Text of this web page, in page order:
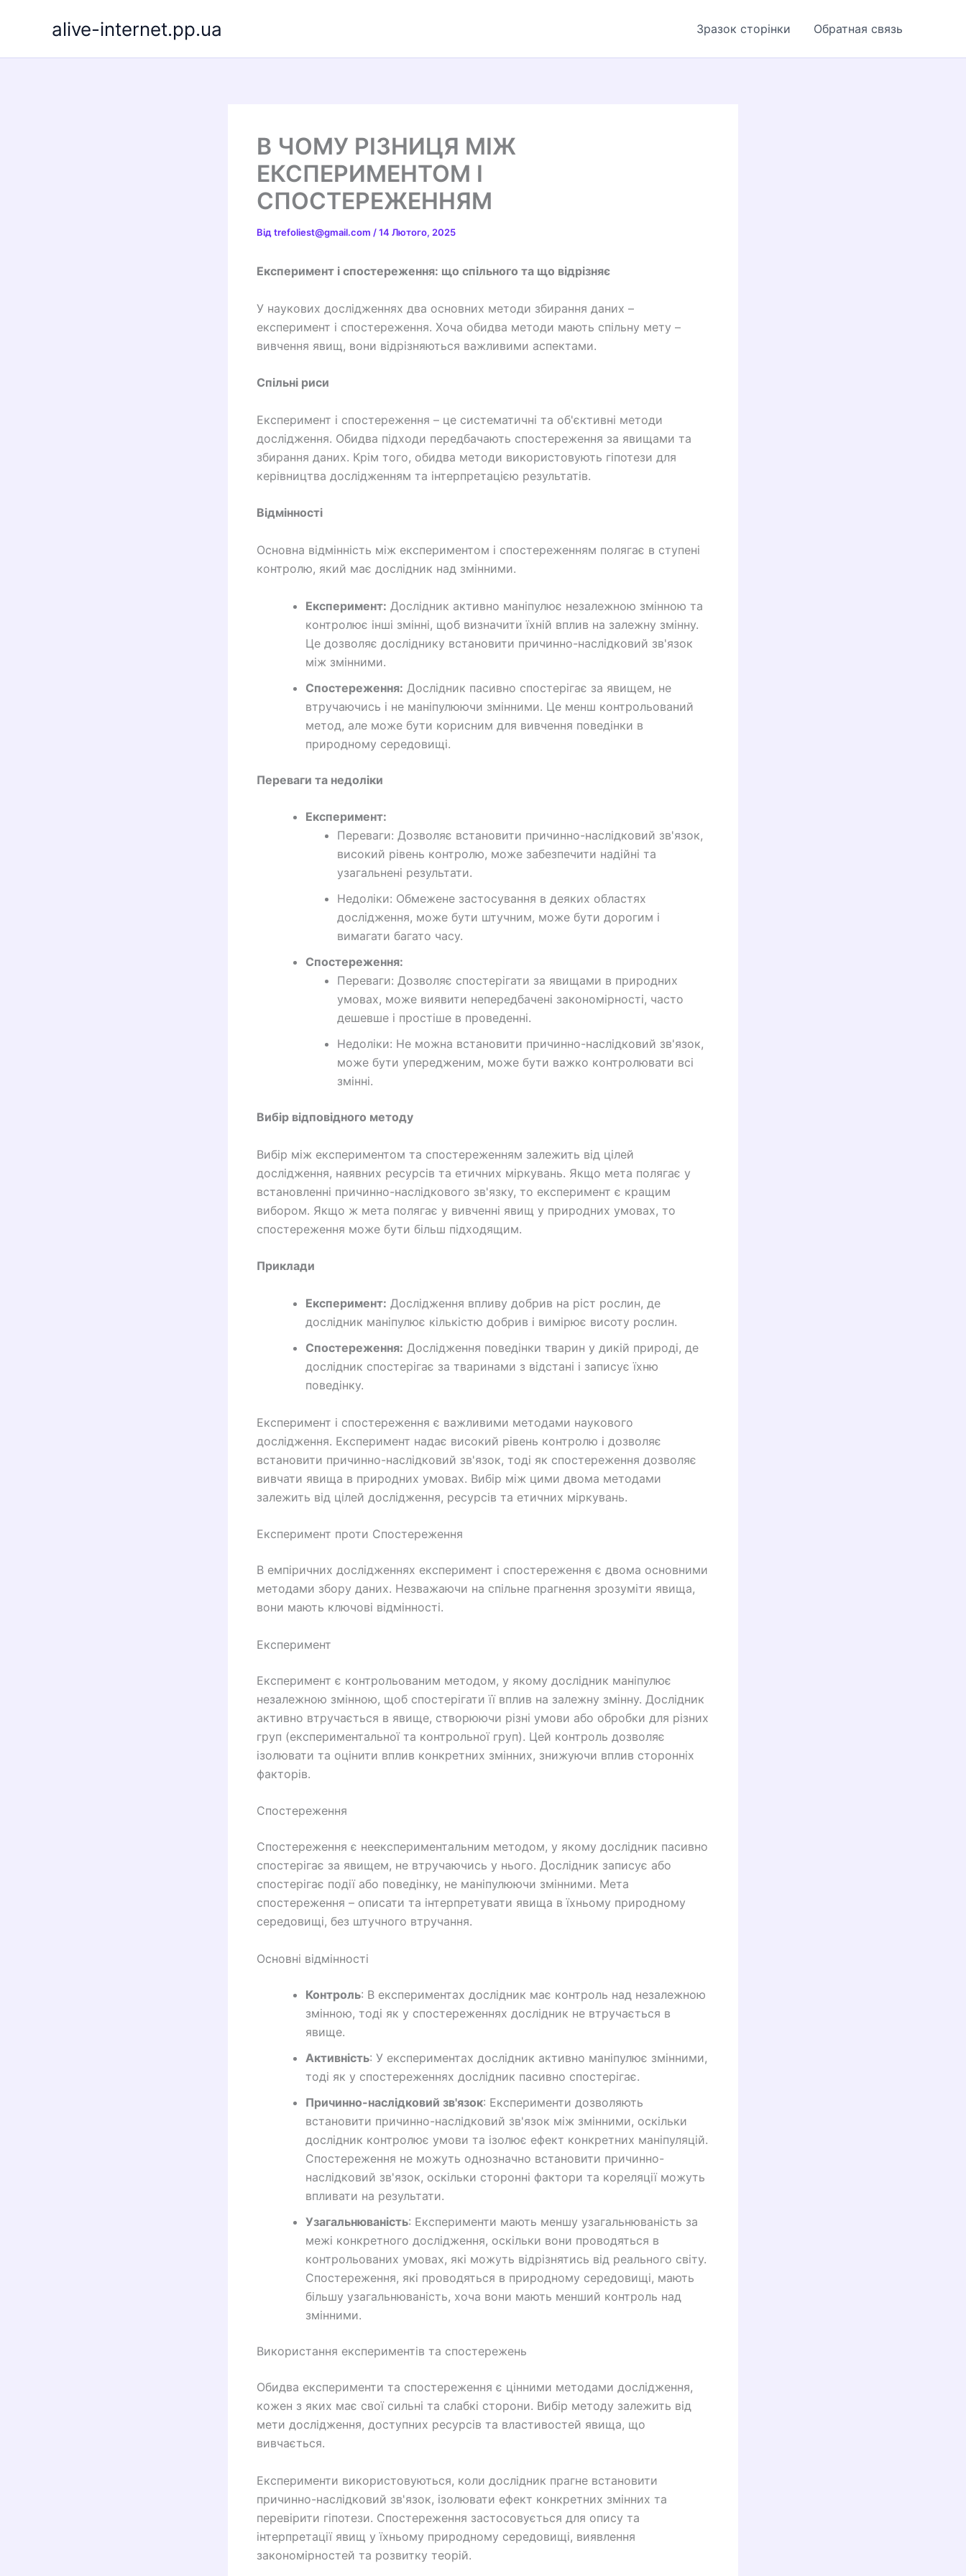
alive-internet.pp.ua Зразок сторінки Обратная связь
В ЧОМУ РІЗНИЦЯ МІЖ
ЕКСПЕРИМЕНТОМ І
СПОСТЕРЕЖЕННЯМ
Від trefoliest@gmail.com /14 Лютого, 2025
Експеримент і спостереження: що спільного та що відрізняє
У наукових дослідженнях два основних методи збирання даних –
експеримент і спостереження. Хоча обидва методи мають спільну мету –
вивчення явищ, вони відрізняються важливими аспектами.
Спільні риси
Експеримент і спостереження – це систематичні та об'єктивні методи
дослідження. Обидва підходи передбачають спостереження за явищами та
збирання даних. Крім того, обидва методи використовують гіпотези для
керівництва дослідженням та інтерпретацією результатів.
Відмінності
Основна відмінність між експериментом і спостереженням полягає в ступені
контролю, який має дослідник над змінними.
Експеримент: Дослідник активно маніпулює незалежною змінною та
контролює інші змінні, щоб визначити їхній вплив на залежну змінну.
Це дозволяє досліднику встановити причинно-наслідковий зв'язок
між змінними.
Спостереження: Дослідник пасивно спостерігає за явищем, не
втручаючись і не маніпулюючи змінними. Це менш контрольований
метод, але може бути корисним для вивчення поведінки в
природному середовищі.
Переваги та недоліки
Експеримент:
Переваги: Дозволяє встановити причинно-наслідковий зв'язок,
високий рівень контролю, може забезпечити надійні та
узагальнені результати.
Недоліки: Обмежене застосування в деяких областях
дослідження, може бути штучним, може бути дорогим і
вимагати багато часу.
Спостереження:
Переваги: Дозволяє спостерігати за явищами в природних
умовах, може виявити непередбачені закономірності, часто
дешевше і простіше в проведенні.
Недоліки: Не можна встановити причинно-наслідковий зв'язок,
може бути упередженим, може бути важко контролювати всі
змінні.
Вибір відповідного методу
Вибір між експериментом та спостереженням залежить від цілей
дослідження, наявних ресурсів та етичних міркувань. Якщо мета полягає у
встановленні причинно-наслідкового зв'язку, то експеримент є кращим
вибором. Якщо ж мета полягає у вивченні явищ у природних умовах, то
спостереження може бути більш підходящим.
Приклади
Експеримент: Дослідження впливу добрив на ріст рослин, де
дослідник маніпулює кількістю добрив і вимірює висоту рослин.
Спостереження: Дослідження поведінки тварин у дикій природі, де
дослідник спостерігає за тваринами з відстані і записує їхню
поведінку.
Експеримент і спостереження є важливими методами наукового
дослідження. Експеримент надає високий рівень контролю і дозволяє
встановити причинно-наслідковий зв'язок, тоді як спостереження дозволяє
вивчати явища в природних умовах. Вибір між цими двома методами
залежить від цілей дослідження, ресурсів та етичних міркувань.
Експеримент проти Спостереження
В емпіричних дослідженнях експеримент і спостереження є двома основними
методами збору даних. Незважаючи на спільне прагнення зрозуміти явища,
вони мають ключові відмінності.
Експеримент
Експеримент є контрольованим методом, у якому дослідник маніпулює
незалежною змінною, щоб спостерігати її вплив на залежну змінну. Дослідник
активно втручається в явище, створюючи різні умови або обробки для різних
груп (експериментальної та контрольної груп). Цей контроль дозволяє
ізолювати та оцінити вплив конкретних змінних, знижуючи вплив сторонніх
факторів.
Спостереження
Спостереження є неекспериментальним методом, у якому дослідник пасивно
спостерігає за явищем, не втручаючись у нього. Дослідник записує або
спостерігає події або поведінку, не маніпулюючи змінними. Мета
спостереження – описати та інтерпретувати явища в їхньому природному
середовищі, без штучного втручання.
Основні відмінності
Контроль: В експериментах дослідник має контроль над незалежною
змінною, тоді як у спостереженнях дослідник не втручається в
явище.
Активність: У експериментах дослідник активно маніпулює змінними,
тоді як у спостереженнях дослідник пасивно спостерігає.
Причинно-наслідковий зв'язок: Експерименти дозволяють
встановити причинно-наслідковий зв'язок між змінними, оскільки
дослідник контролює умови та ізолює ефект конкретних маніпуляцій.
Спостереження не можуть однозначно встановити причинно-
наслідковий зв'язок, оскільки сторонні фактори та кореляції можуть
впливати на результати.
Узагальнюваність: Експерименти мають меншу узагальнюваність за
межі конкретного дослідження, оскільки вони проводяться в
контрольованих умовах, які можуть відрізнятись від реального світу.
Спостереження, які проводяться в природному середовищі, мають
більшу узагальнюваність, хоча вони мають менший контроль над
змінними.
Використання експериментів та спостережень
Обидва експерименти та спостереження є цінними методами дослідження,
кожен з яких має свої сильні та слабкі сторони. Вибір методу залежить від
мети дослідження, доступних ресурсів та властивостей явища, що
вивчається.
Експерименти використовуються, коли дослідник прагне встановити
причинно-наслідковий зв'язок, ізолювати ефект конкретних змінних та
перевірити гіпотези. Спостереження застосовується для опису та
інтерпретації явищ у їхньому природному середовищі, виявлення
закономірностей та розвитку теорій.